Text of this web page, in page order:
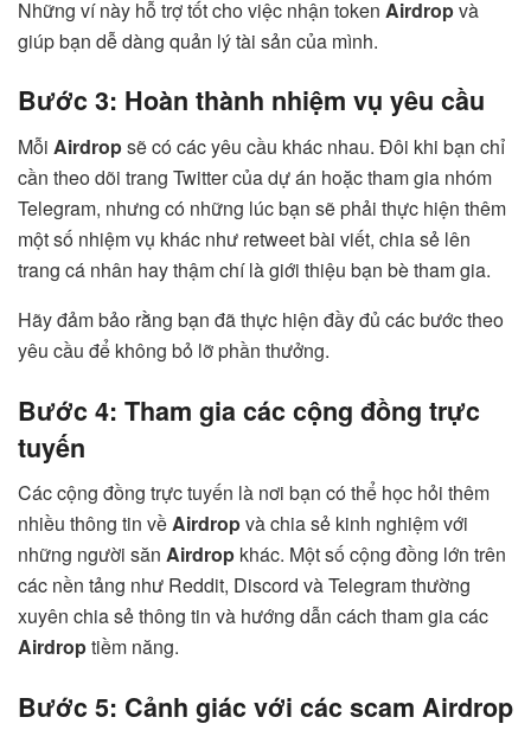
Những ví này hỗ trợ tốt cho việc nhận token Airdropvà
giúp bạn dễ dàng quản lý tài sản của mình.
Bước 3: Hoàn thành nhiệm vụ yêu cầu
Mỗi Airdropsẽ có các yêu cầu khác nhau. Đôi khi bạn chỉ
cần theo dõi trang Twitter của dự án hoặc tham gia nhóm
Telegram, nhưng có những lúc bạn sẽ phải thực hiện thêm
một số nhiệm vụ khác như retweet bài viết, chia sẻ lên
trang cá nhân hay thậm chí là giới thiệu bạn bè tham gia.
Hãy đảm bảo rằng bạn đã thực hiện đầy đủ các bước theo
yêu cầu để không bỏ lỡ phần thưởng.
Bước 4: Tham gia các cộng đồng trực
tuyến
Các cộng đồng trực tuyến là nơi bạn có thể học hỏi thêm
nhiều thông tin vềAirdropvà chia sẻ kinh nghiệm với
những người săn Airdrop khác. Một số cộng đồng lớn trên
các nền tảng như Reddit, Discord và Telegram thường
xuyên chia sẻ thông tin và hướng dẫn cách tham gia các
Airdroptiềm năng.
Bước 5: Cảnh giác với các scam Airdrop